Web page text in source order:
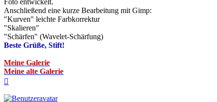
Anschließend eine kurze Bearbeitung mit Gimp:
"Kurven" leichte Farbkorrektur
"Skalieren"
"Schärfen" (Wavelet-Schärfung)
Beste Grüße, Stift!
Meine Galerie
Meine alte Galerie